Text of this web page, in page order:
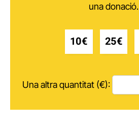
una donació.
10€ 25€
Una altra quantitat (€):